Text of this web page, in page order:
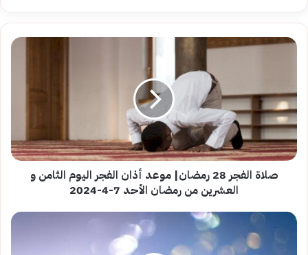
صلاة
موعد
أذان
الفجر
اليوم
الثامن
رمضان
الأحد
صلاة الفجر 28 رمضان| موعد أذان الفجر اليوم الثامن و
العشرين من رمضان الأحد 7-4-2024
دعاء
28
رمضان..